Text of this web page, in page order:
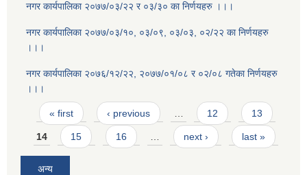
नगर कार्यपालिका २०७७/०३/२२ र ०३/३० का निर्णयहरु ।।।
नगर कार्यपालिका २०७७/०३/१०, ०३/०९, ०३/०३, ०२/२२ का निर्णयहरु
।।।
नगर कार्यपालिका २०७६/१२/२२, २०७७/०१/०८ र ०२/०८ गतेका निर्णयहरु
।।।
Pages
« first ‹ previous … 12 13
14 15 16 … next › last »
अन्य